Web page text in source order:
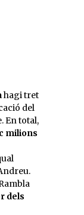
hagi tret
del
En total,
milions
dels